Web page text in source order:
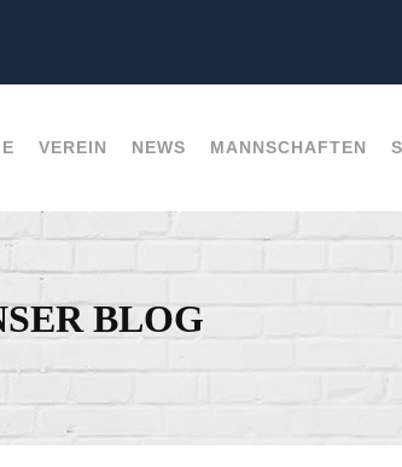
VEREIN NEWS MANNSCHAFTEN
BLOG